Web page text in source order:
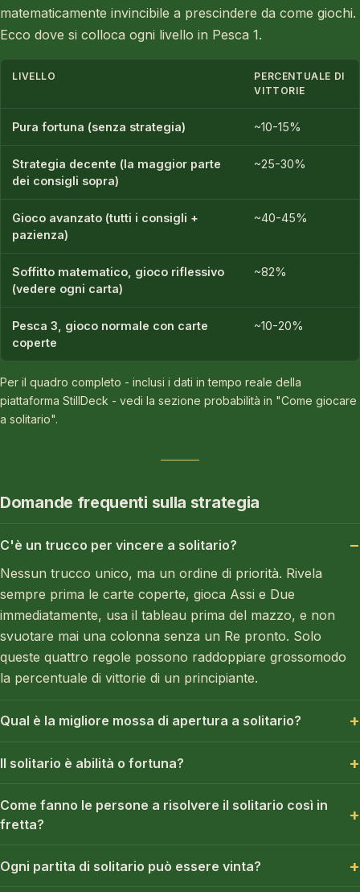
matematicamente invincibile a prescindere da come giochi.
Ecco dove si colloca ogni livello in Pesca 1.
LIVELLO
PERCENTUALE DI
VITTORIE
Pura fortuna (senza strategia) ~10-15%
Strategia decente (la maggior parte
dei consigli sopra)
~25-30%
Gioco avanzato (tutti i consigli +
pazienza)
~40-45%
Soffitto matematico, gioco riflessivo
(vedere ogni carta)
~82%
Pesca 3, gioco normale con carte
coperte
~10-20%
Per il quadro completo - inclusi i dati in tempo reale della
piattaforma StillDeck - vedi la sezione probabilità in "Come giocare
a solitario".
Domande frequenti sulla strategia
C'è un trucco per vincere a solitario?
Nessun trucco unico, ma un ordine di priorità. Rivela
sempre prima le carte coperte, gioca Assi e Due
immediatamente, usa il tableau prima del mazzo, e non
svuotare mai una colonna senza un Re pronto. Solo
queste quattro regole possono raddoppiare grossomodo
la percentuale di vittorie di un principiante.
Qual è la migliore mossa di apertura a solitario?
Il solitario è abilità o fortuna?
Come fanno le persone a risolvere il solitario così in
fretta?
Ogni partita di solitario può essere vinta?